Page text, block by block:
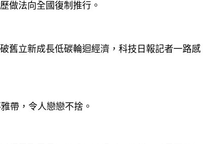
做法向全國復制推行。
舊立新成長低碳輪迴經濟，科技日報記者一路感
帶，令人戀戀不捨。